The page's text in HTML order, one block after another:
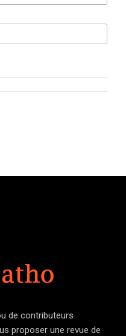
de contributeurs
proposer une revue de